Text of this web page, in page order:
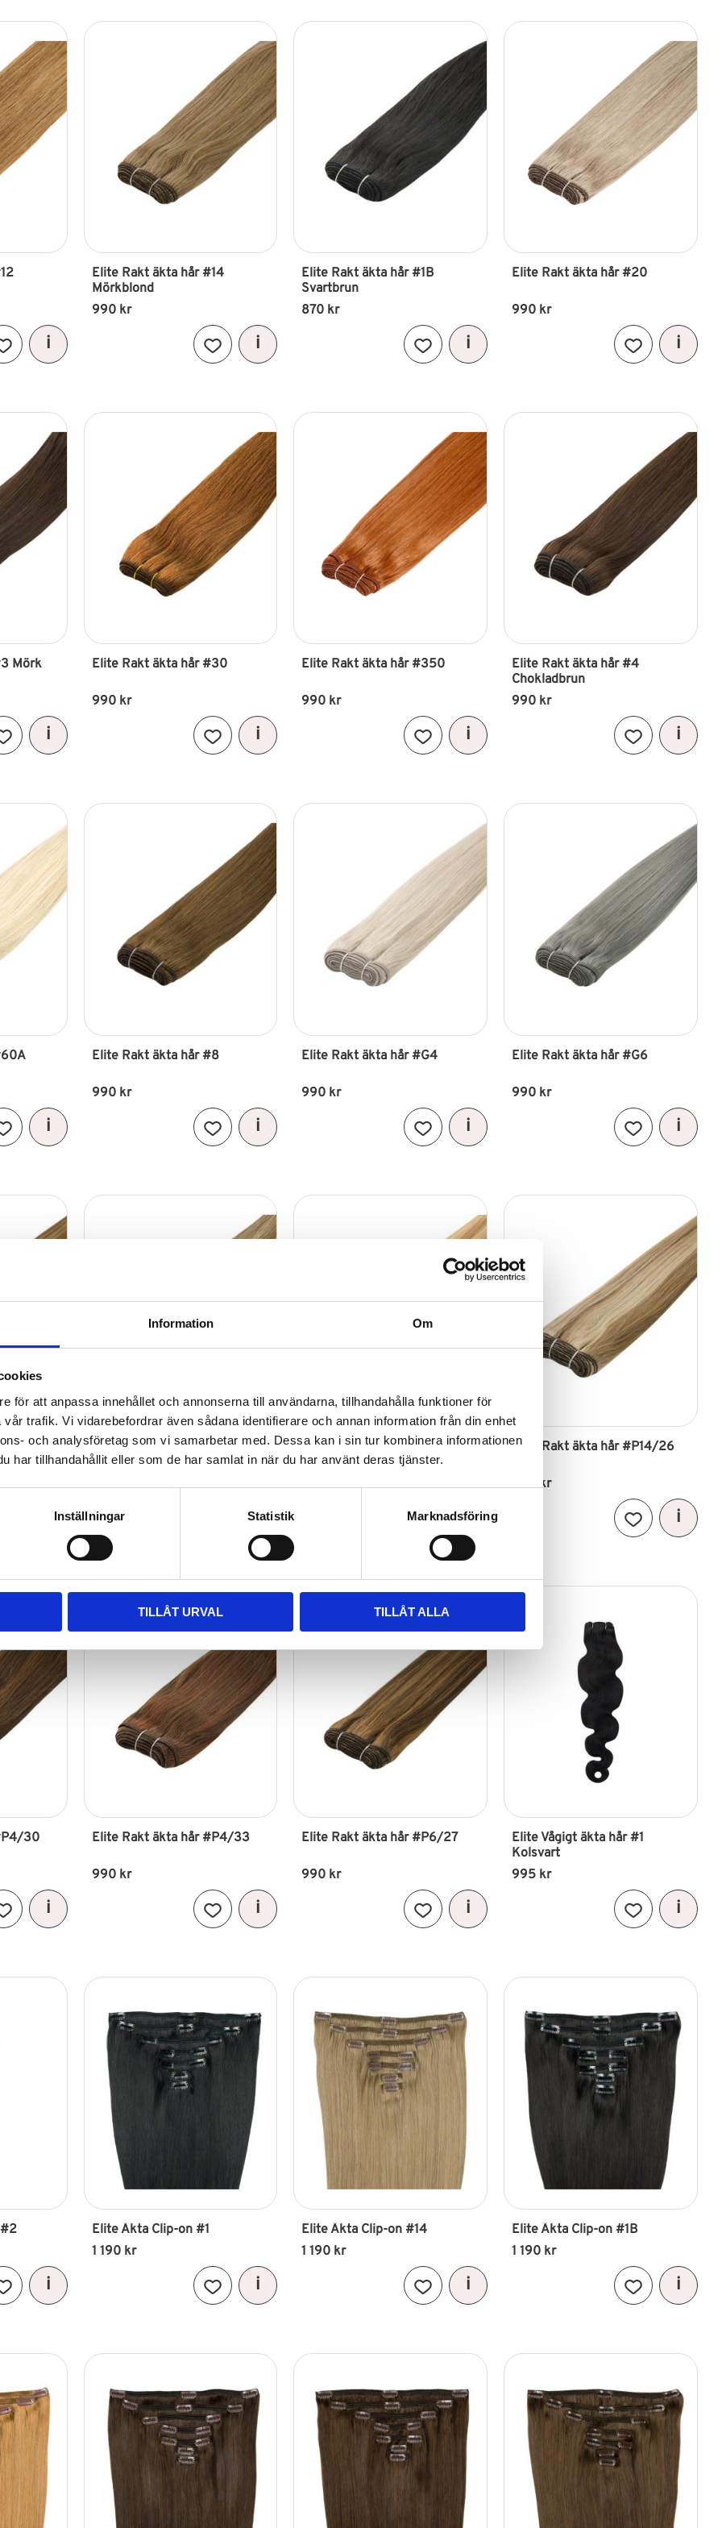
Information Om
för att anpassa innehållet och annonserna till användarna, tillhandahålla funktioner för
trafik. Vi vidarebefordrar även sådana identifierare och annan information från din enhet
och analysföretag som vi samarbetar med. Dessa kan i sin tur kombinera informationen
har tillhandahållit eller som de har samlat in när du har använt deras tjänster.
Inställningar Statistik Marknadsföring
TILLÅT URVAL TILLÅT ALLA
Lägg till i favoriter
Elite Rakt äkta hår #14
Mörkblond
990kr
Lägg till i favoriter
Elite Rakt äkta hår #1B
Svartbrun
870 kr
Lägg till i favoriter
Elite Rakt äkta hår #20
990 kr
Lägg till i
Mörk
Lägg till i favoriter
Elite Rakt äkta hår #30
990kr
Lägg till i favoriter
Elite Rakt äkta hår #350
990 kr
Lägg till i favoriter
Elite Rakt äkta hår #4
Chokladbrun
990 kr
Lägg till i
Lägg till i favoriter
Elite Rakt äkta hår #8
990kr
Lägg till i favoriter
Elite Rakt äkta hår #G4
990 kr
Lägg till i favoriter
Elite Rakt äkta hår #G6
990 kr
Lägg till i
Elite Rakt äkta hår #P12/613
990kr
Elite Rakt äkta hår #P14/24
990kr
Lägg till i favoriter
Elite Rakt äkta hår #P14/26
990kr
Lägg till i
30
Lägg till i favoriter
Elite Rakt äkta hår #P4/33
990kr
Lägg till i favoriter
Elite Rakt äkta hår #P6/27
990 kr
Lägg till i favoriter
Elite Vågigt äkta hår #1
Kolsvart
995 kr
Lägg till i
Lägg till i favoriter
Elite Äkta Clip-on #1
1 190kr
Lägg till i favoriter
Elite Äkta Clip-on #14
1 190 kr
Lägg till i favoriter
Elite Äkta Clip-on #1B
1 190 kr
Lägg till i